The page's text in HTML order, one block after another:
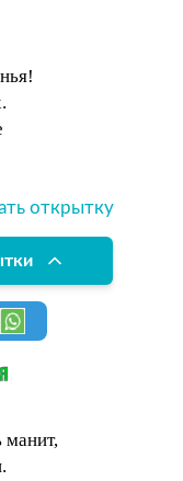
открытку
манит,